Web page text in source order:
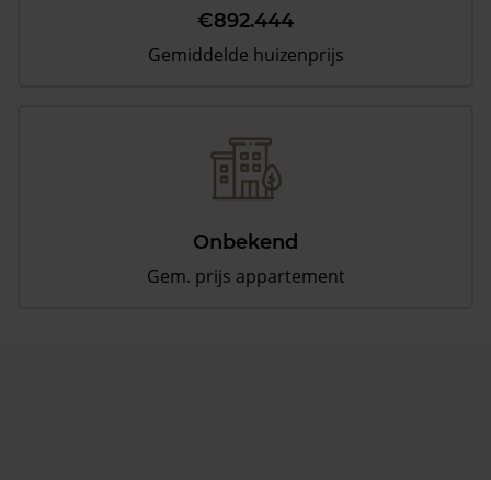
€892.444
Gemiddelde huizenprijs
Onbekend
Gem. prijs appartement